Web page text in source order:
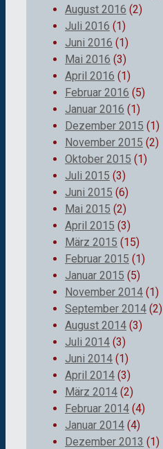
August 2016 (2)
Juli 2016 (1)
Juni 2016 (1)
Mai 2016 (3)
April 2016 (1)
Februar 2016 (5)
Januar 2016 (1)
Dezember 2015 (1)
November 2015 (2)
Oktober 2015 (1)
Juli 2015 (3)
Juni 2015 (6)
Mai 2015 (2)
April 2015 (3)
März 2015 (15)
Februar 2015 (1)
Januar 2015 (5)
November 2014 (1)
September 2014 (2)
August 2014 (3)
Juli 2014 (3)
Juni 2014 (1)
April 2014 (3)
März 2014 (2)
Februar 2014 (4)
Januar 2014 (4)
Dezember 2013 (1)